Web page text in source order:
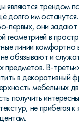
являются трендом
долго им
первых, они
геометрией в
линии комфортно
обязывают и
предметов. В-
в декоративный
мебельных
получить
не прибегая